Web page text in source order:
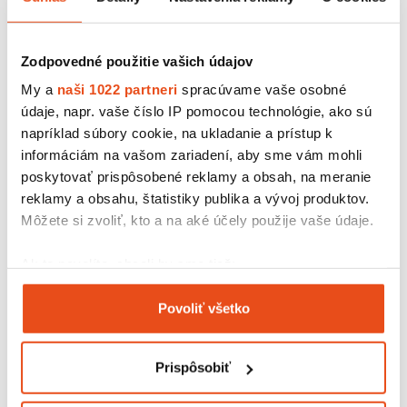
Zodpovedné použitie vašich údajov
My a naši 1022 partneri spracúvame vaše osobné
údaje, napr. vaše číslo IP pomocou technológie, ako sú
napríklad súbory cookie, na ukladanie a prístup k
informáciám na vašom zariadení, aby sme vám mohli
poskytovať prispôsobené reklamy a obsah, na meranie
reklamy a obsahu, štatistiky publika a vývoj produktov.
Môžete si zvoliť, kto a na aké účely použije vaše údaje.
Zhromažďovať informácie o vašej geografickej
polohe s presnosťou na niekoľko metrov
Identifikovať vaše zariadenie aktívnym
Viac informácií o tom, ako sa spracúvajú vaše osobné
Povoliť všetko
Prispôsobiť
Krabička s okienkom 150x100x35
14,76 € s DPH / bal.
25 ks v balení